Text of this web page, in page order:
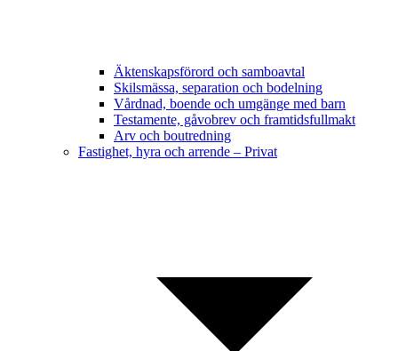
Äktenskapsförord och samboavtal
Skilsmässa, separation och bodelning
Vårdnad, boende och umgänge med barn
Testamente, gåvobrev och framtidsfullmakt
Arv och boutredning
Fastighet, hyra och arrende – Privat